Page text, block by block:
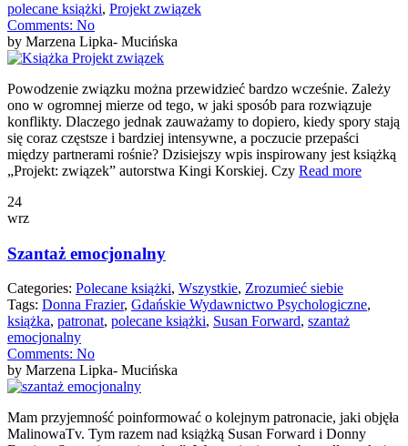
polecane książki, Projekt związek
Comments: No
by Marzena Lipka- Mucińska
Powodzenie związku można przewidzieć bardzo wcześnie. Zależy
ono w ogromnej mierze od tego, w jaki sposób para rozwiązuje
konflikty. Dlaczego jednak zauważamy to dopiero, kiedy spory stają
się coraz częstsze i bardziej intensywne, a poczucie przepaści
między partnerami rośnie? Dzisiejszy wpis inspirowany jest książką
„Projekt: związek” autorstwa Kingi Korskiej. Czy Read more
24
wrz
Szantaż emocjonalny
Categories: Polecane książki, Wszystkie, Zrozumieć siebie
Tags: Donna Frazier, Gdańskie Wydawnictwo Psychologiczne,
książka, patronat, polecane książki, Susan Forward, szantaż
emocjonalny
Comments: No
by Marzena Lipka- Mucińska
Mam przyjemność poinformować o kolejnym patronacie, jaki objęła
MalinowaTv. Tym razem nad książką Susan Forward i Donny